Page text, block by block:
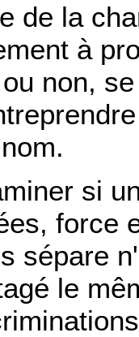
de la
à
non,
si
force
sépare
le